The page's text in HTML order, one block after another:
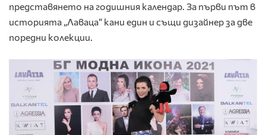
представянето на годишния календар. За първи път в
историята „Лаваца“ кани един и същи дизайнер за две
поредни колекции.